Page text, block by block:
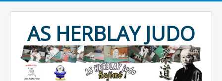
AS HERBLAY JUDO